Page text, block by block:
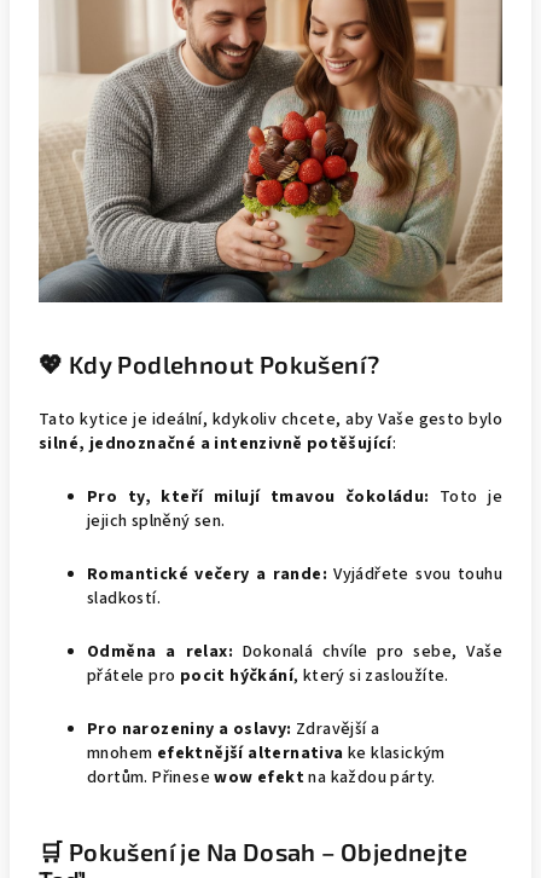
💖 Kdy Podlehnout Pokušení?
Tato kytice je ideální, kdykoliv chcete, aby Vaše gesto bylo
silné, jednoznačné a intenzivně potěšující:
Pro ty, kteří milují tmavou čokoládu: Toto je
jejich splněný sen.
Romantické večery a rande: Vyjádřete svou touhu
sladkostí.
Odměna a relax: Dokonalá chvíle pro sebe, Vaše
přátele pro pocit hýčkání, který si zasloužíte.
Pro narozeniny a oslavy: Zdravější a
mnohem efektnější alternativa ke klasickým
dortům. Přinese wow efektna každou párty.
🛒 Pokušení je Na Dosah – Objednejte